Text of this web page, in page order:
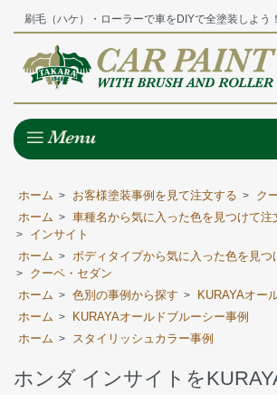
刷毛（ハケ）・ローラーで車をDIYで全塗装しよう！
ホーム > お客様塗装事例を見て注文する >
ク
ホーム > 車種名から気に入った色を見つけて注
>
インサイト
ホーム > ボディタイプから気に入った色を見つ
>
クーペ・セダン
ホーム > 色別の事例から探す >
KURAYAオー
ホーム >
KURAYAオールドブルーシー事例
ホーム > スタイリッシュカラー事例
ホンダ インサイトを